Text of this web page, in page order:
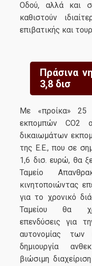
Οδού, αλλά και
καθιστούν
επιβατικής και
Πράσινα
3,8 δισ
Με «προίκα» 25
εκπομπών CO2
δικαιωμάτων
της Ε.Ε., που σε
1,6 δισ. ευρώ, θα
Ταμείο
κινητοποιώντας
για το χρονικό
Ταμείου θα
επενδύσεις για
αυτονομίας
δημιουργία
βιώσιμη